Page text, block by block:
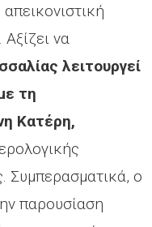
να
λειτουργεί
τη
Κατέρη,
Συμπερασματικά, ο
παρουσίαση